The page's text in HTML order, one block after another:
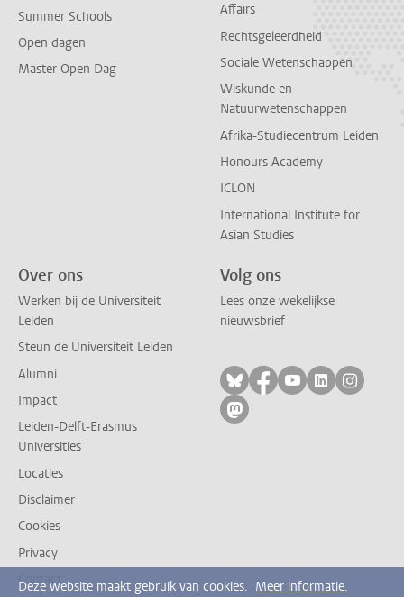
Summer Schools
Open dagen
Master Open Dag
Affairs
Rechtsgeleerdheid
Sociale Wetenschappen
Wiskunde en
Natuurwetenschappen
Afrika-Studiecentrum Leiden
Honours Academy
ICLON
International Institute for
Asian Studies
Over ons
Werken bij de Universiteit
Leiden
Steun de Universiteit Leiden
Alumni
Impact
Leiden-Delft-Erasmus
Universities
Locaties
Disclaimer
Cookies
Privacy
Contact
Volg ons
Lees onze wekelijkse
nieuwsbrief
Volg ons op bluesky
Volg ons op
Volg ons op
Volg ons
Volg
Volg ons op mastodon
Deze website maakt gebruik van cookies. Meer informatie.